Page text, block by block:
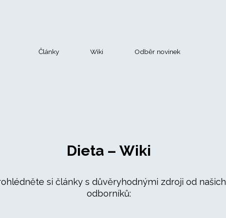
Články Wiki Odběr novinek
Dieta – Wiki
si články s důvěryhodnými zdroji od našich
odborníků: